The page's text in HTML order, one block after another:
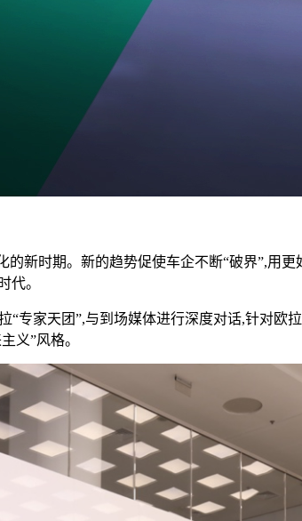
时期。新的趋势促使车企不断“破界”,用
代。
家天团”,与到场媒体进行深度对话,针对欧
义”风格。